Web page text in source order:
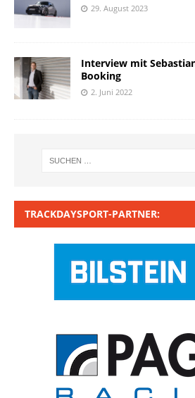
29. August 2023
Interview mit
Booking
2. Juni 2022
TRACKDAYSPORT-PARTNER: